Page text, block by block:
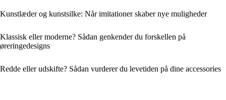
Kunstlæder og kunstsilke: Når imitationer skaber nye muligheder
Klassisk eller moderne? Sådan genkender du forskellen på
øreringedesigns
Redde eller udskifte? Sådan vurderer du levetiden på dine accessories